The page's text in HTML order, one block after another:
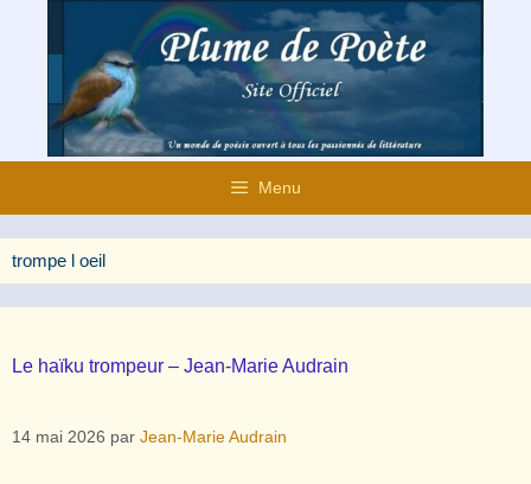
contenu
Menu
trompe l oeil
Le haïku trompeur – Jean-Marie Audrain
14 mai 2026 par Jean-Marie Audrain